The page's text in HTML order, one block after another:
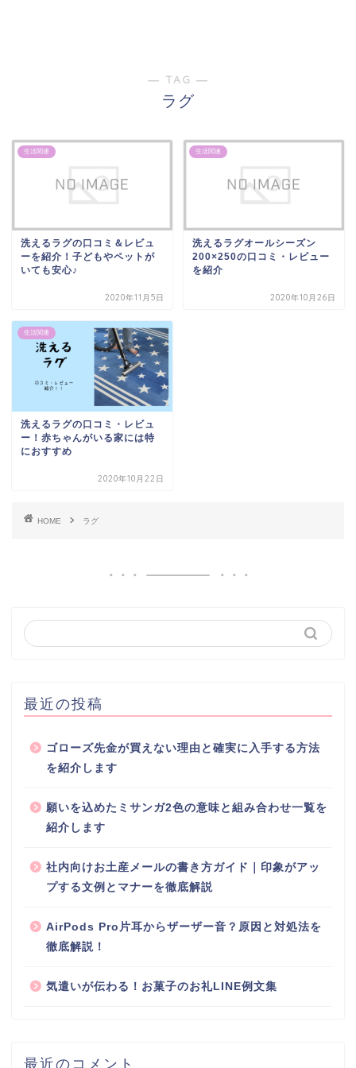
― TAG ―
ラグ
生活関連
洗えるラグの口コミ＆レビュ
ーを紹介！子どもやペットが
いても安心♪
2020年11月5日
生活関連
洗えるラグオールシーズン
200×250の口コミ・レビュー
を紹介
2020年10月26日
生活関連
洗えるラグの口コミ・レビュ
ー！赤ちゃんがいる家には特
におすすめ
2020年10月22日
HOME ラグ
最近の投稿
ゴローズ先金が買えない理由と確実に入手する方法
を紹介します
願いを込めたミサンガ2色の意味と組み合わせ一覧を
紹介します
社内向けお土産メールの書き方ガイド｜印象がアッ
プする文例とマナーを徹底解説
AirPods Pro片耳からザーザー音？原因と対処法を
徹底解説！
気遣いが伝わる！お菓子のお礼LINE例文集
最近のコメント